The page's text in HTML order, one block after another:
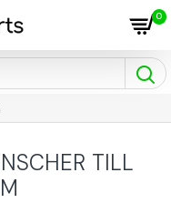
0
TILL